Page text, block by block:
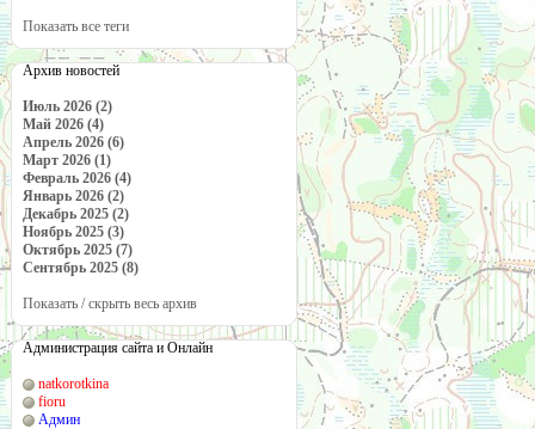
Показать все теги
Архив новостей
Июль 2026 (2)
Май 2026 (4)
Апрель 2026 (6)
Март 2026 (1)
Февраль 2026 (4)
Январь 2026 (2)
Декабрь 2025 (2)
Ноябрь 2025 (3)
Октябрь 2025 (7)
Сентябрь 2025 (8)
Показать / скрыть весь архив
Администрация сайта и Онлайн
natkorotkina
fioru
Админ